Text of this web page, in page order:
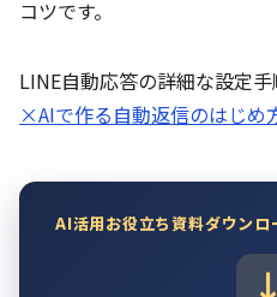
コツです。
LINE自動応答の詳細な設定手
×AIで作る自動返信のはじめ
AI活用お役立ち資料ダウンロ